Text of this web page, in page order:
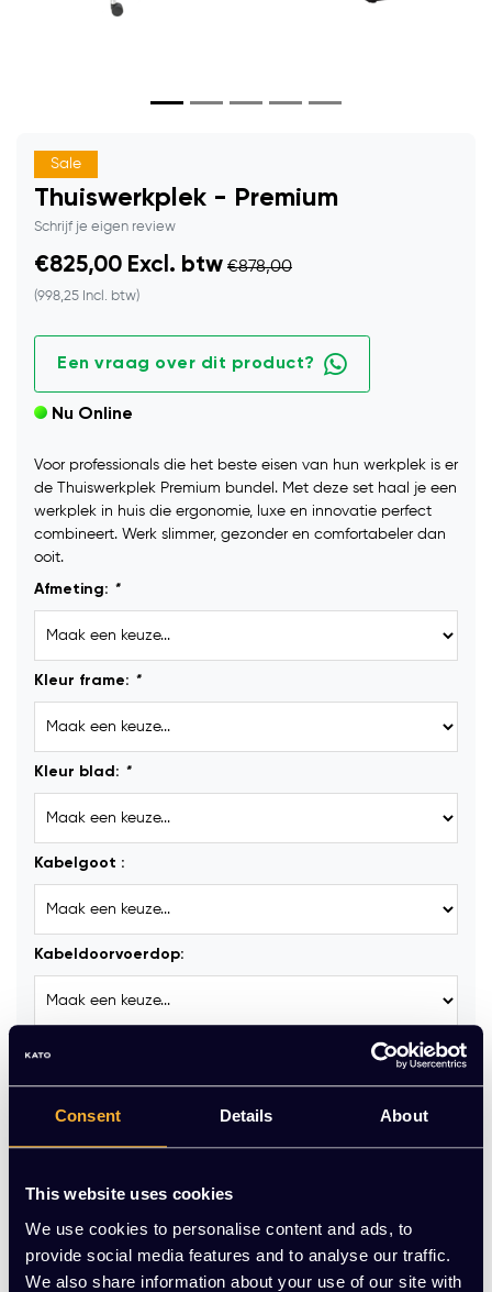
Consent Details About
This website uses cookies
We use cookies to personalise content and ads, to
provide social media features and to analyse our traffic.
We also share information about your use of our site with
Sale
Thuiswerkplek - Premium
Schrijf je eigen review
€825,00 Excl. btw €878,00
(998,25 Incl. btw)
Een vraag over dit product?
Nu Online
Voor professionals die het beste eisen van hun werkplek is er
de Thuiswerkplek Premium bundel. Met deze set haal je een
werkplek in huis die ergonomie, luxe en innovatie perfect
combineert. Werk slimmer, gezonder en comfortabeler dan
ooit.
Afmeting: *
Kleur frame: *
Kleur blad: *
Kabelgoot :
Kabeldoorvoerdop:
Stekkerblok GST18 (incl. aansluitkabel 3 meter) :
Op voorraad
Aantal - +
Toevoegen aan winkelwagen